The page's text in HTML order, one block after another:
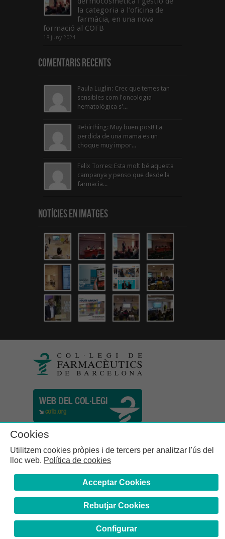
la categoria a l’oficina de
farmàcia, en una nova
formació al COFB
18 juny 2024
Comentaris Recents
Paula Luglin: Crec que temes tan
sensibles com l'oncologia
hematològica s'...
Rebirthing: Muy buen post! La
perdida de una mama es un
choque muy impor...
Felix Torres: Esta molt bé aquesta
campanya y penso que desde la
farmacia...
Notícies en Imatges
Cookies
Utilitzem cookies pròpies i de tercers per analitzar l'ús del
lloc web. Política de cookies
Acceptar Cookies
Rebutjar Cookies
Configurar